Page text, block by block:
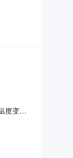
方式
度变送
结算方